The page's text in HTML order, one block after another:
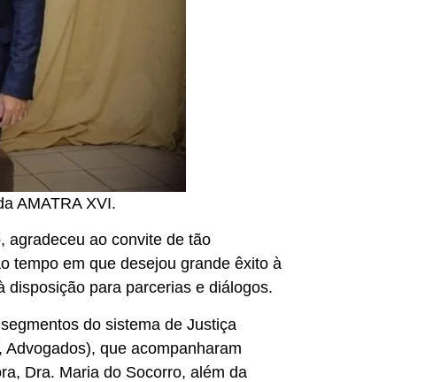
AMATRA XVI.
agradeceu ao convite de tão
tempo em que desejou grande êxito à
disposição para parcerias e diálogos.
do sistema de Justiça
que acompanharam
Dra. Maria do Socorro, além da